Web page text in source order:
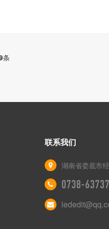
条
联系我们
湖南省娄底市
0738-